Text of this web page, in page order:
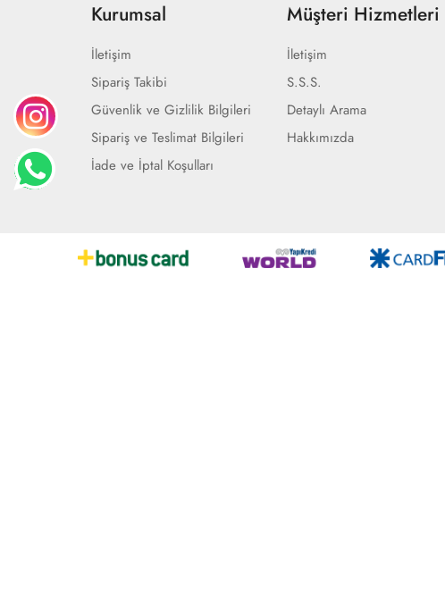
Kurumsal
İletişim
Sipariş Takibi
Güvenlik ve Gizlilik Bilgileri
Sipariş ve Teslimat Bilgileri
İade ve İptal Koşulları
Müşteri Hizmetleri
İletişim
S.S.S.
Detaylı Arama
Hakkımızda